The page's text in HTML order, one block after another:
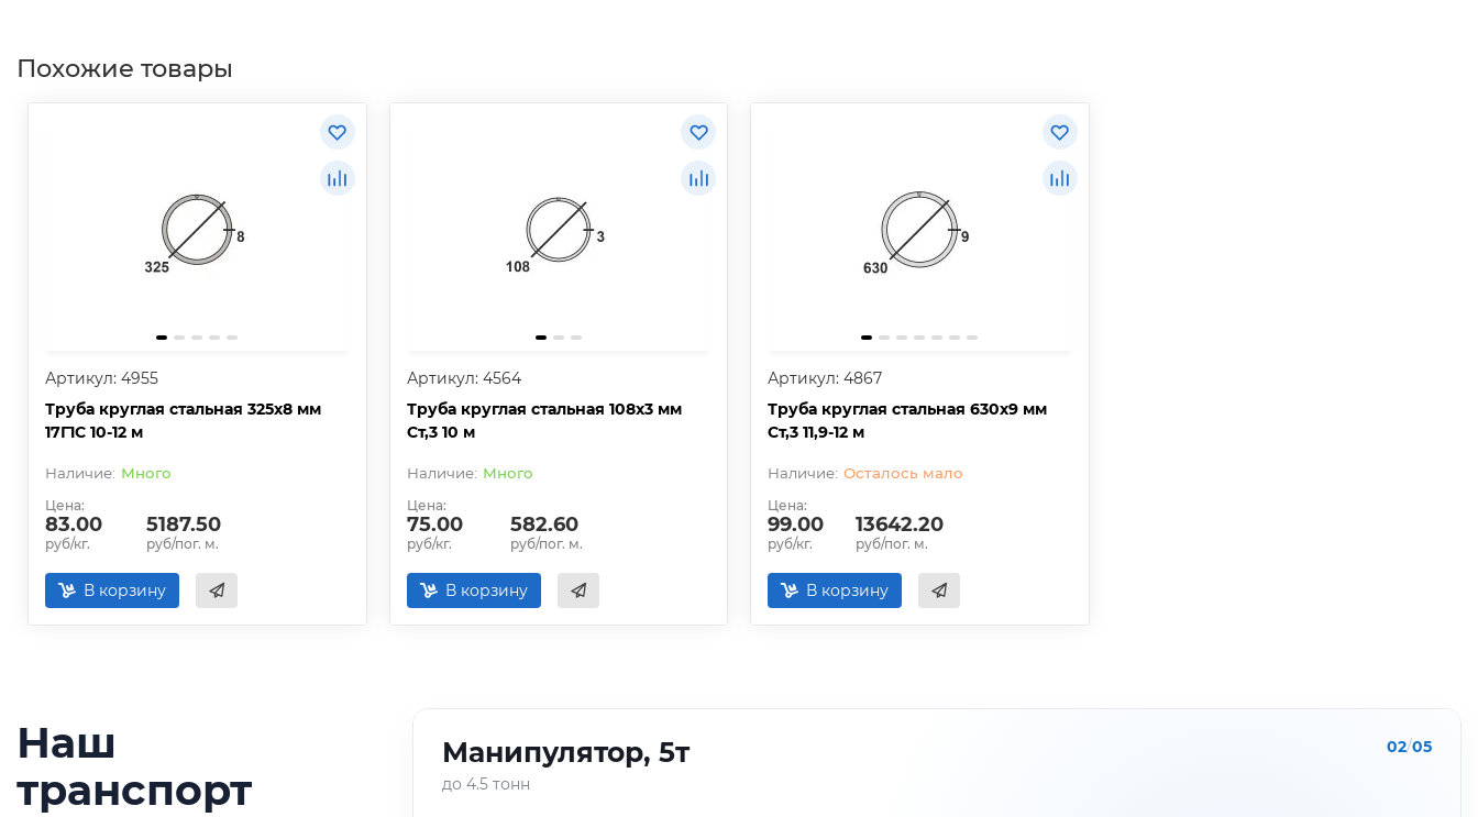
Похожие товары
Артикул: 4955
Труба круглая стальная 325х8 мм
17Г1С 10-12 м
Много
Цена:
83.00
руб/кг.
5187.50
руб/пог. м.
В корзину
Артикул: 4564
Труба круглая стальная 108х3 мм
Ст,3 10 м
Много
Цена:
75.00
руб/кг.
582.60
руб/пог. м.
В корзину
Артикул: 4867
Труба круглая стальная 630х9 мм
Ст,3 11,9-12 м
Осталось мало
Цена:
99.00
руб/кг.
13642.20
руб/пог. м.
В корзину
Наш
транспорт
Манипулятор, 5т
до 4.5 тонн
02/05